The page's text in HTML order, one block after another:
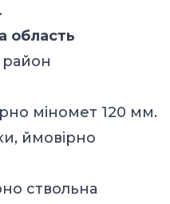
область
міномет 120 мм.
ймовірно
ствольна